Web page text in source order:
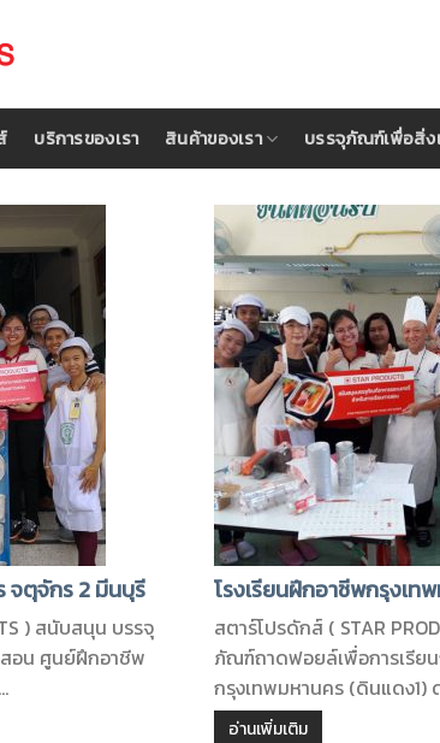
บริการของเรา สินค้าของเรา บรรจุภัณฑ์เพื่อสิ่ง
จตุจักร 2 มีนบุรี
) สนับสนุน บรรจุ
อน ศูนย์ฝึกอาชีพ
โรงเรียนฝึกอาชีพกรุงเท
สตาร์โปรดักส์ ( STAR
ภัณฑ์ถาดฟอยล์เพื่อการเรีย
กรุงเทพมหานคร (ดินแดง1)
อ่านเพิ่มเติม